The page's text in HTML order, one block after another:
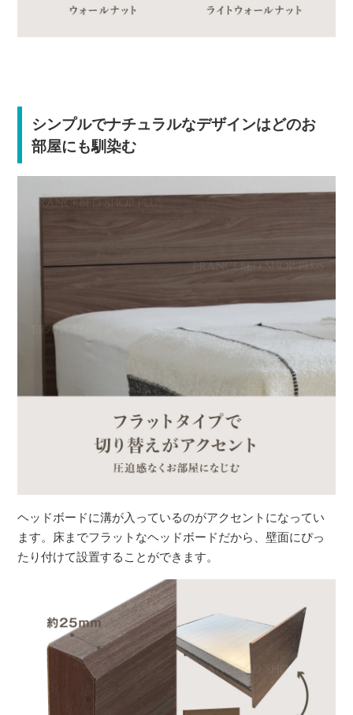
シンプルでナチュラルなデザインはどのお
部屋にも馴染む
ヘッドボードに溝が入っているのがアクセントになってい
ます。床までフラットなヘッドボードだから、壁面にぴっ
たり付けて設置することができます。